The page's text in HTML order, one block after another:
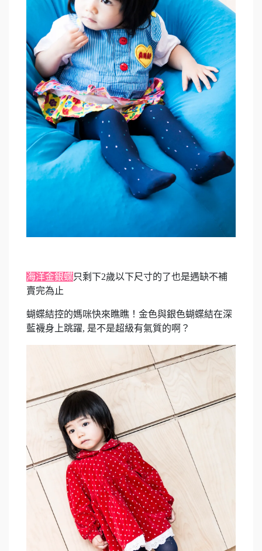
海洋金銀蝶只剩下2歲以下尺寸的了也是遇缺不補
賣完為止
蝴蝶結控的媽咪快來瞧瞧！金色與銀色蝴蝶結在深
藍襪身上跳躍, 是不是超級有氣質的啊？